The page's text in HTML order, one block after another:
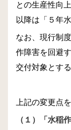
との生産性向
以降は「５年
なお、現行制
作障害を回避
交付対象とする
上記の変更点
（１）「水稲